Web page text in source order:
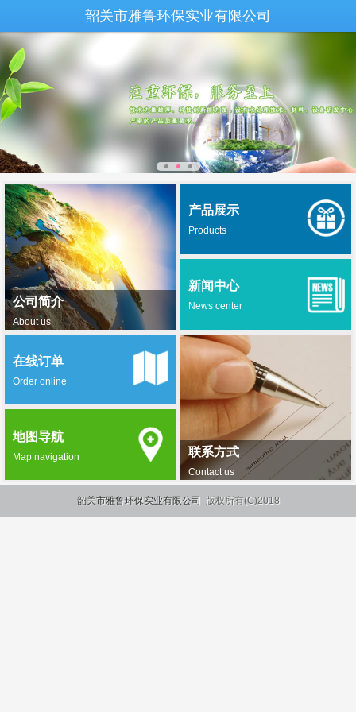
韶关市雅鲁环保实业有限公司
公司简介
About us
产品展示
Products
新闻中心
News center
联系方式
Contact us
在线订单
Order online
地图导航
Map navigation
韶关市雅鲁环保实业有限公司 版权所有(C)2018